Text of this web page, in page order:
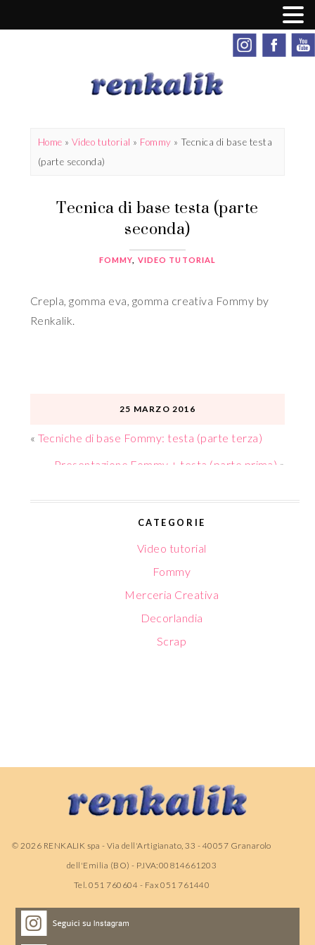
Home » Video tutorial » Fommy » Tecnica di base testa
(parte seconda)
Tecnica di base testa (parte
seconda)
FOMMY VIDEO TUTORIAL
Crepla, gomma eva, gomma creativa Fommy by
Renkalik.
25 MARZO 2016
« Tecniche di base Fommy: testa (parte terza)
Presentazione Fommy + testa (parte prima) »
CATEGORIE
Video tutorial
Fommy
Merceria Creativa
Decorlandia
Scrap
© 2026 RENKALIK spa - Via dell'Artigianato, 33 - 40057 Granarolo
dell'Emilia (BO) - P.IVA:00814661203
Tel. 051 760604 - Fax 051 761440